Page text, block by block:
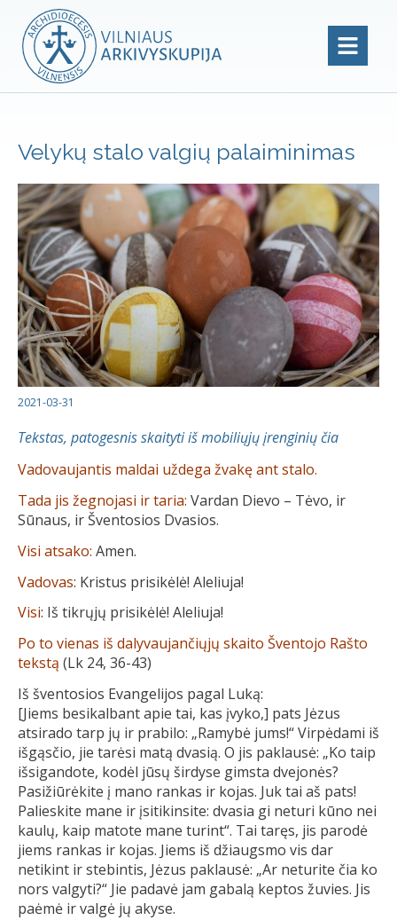
Velykų stalo valgių palaiminimas
2021-03-31
Tekstas, patogesnis skaityti iš mobiliųjų įrenginių čia
Vadovaujantis maldai uždega žvakę ant stalo.
Tada jis žegnojasi ir taria: Vardan Dievo – Tėvo, ir
Sūnaus, ir Šventosios Dvasios.
Visi atsako: Amen.
Vadovas: Kristus prisikėlė! Aleliuja!
Visi: Iš tikrųjų prisikėlė! Aleliuja!
Po to vienas iš dalyvaujančiųjų skaito Šventojo Rašto
tekstą (Lk 24, 36-43)
Iš šventosios Evangelijos pagal Luką:
[Jiems besikalbant apie tai, kas įvyko,] pats Jėzus
atsirado tarp jų ir prabilo: „Ramybė jums!“ Virpėdami iš
išgąsčio, jie tarėsi matą dvasią. O jis paklausė: „Ko taip
išsigandote, kodėl jūsų širdyse gimsta dvejonės?
Pasižiūrėkite į mano rankas ir kojas. Juk tai aš pats!
Palieskite mane ir įsitikinsite: dvasia gi neturi kūno nei
kaulų, kaip matote mane turint“. Tai taręs, jis parodė
jiems rankas ir kojas. Jiems iš džiaugsmo vis dar
netikint ir stebintis, Jėzus paklausė: „Ar neturite čia ko
nors valgyti?“ Jie padavė jam gabalą keptos žuvies. Jis
paėmė ir valgė jų akyse.